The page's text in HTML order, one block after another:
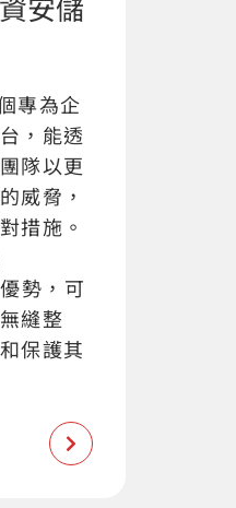
專為企
，能透
隊以更
威脅，
措施。
勢，可
縫整
保護其